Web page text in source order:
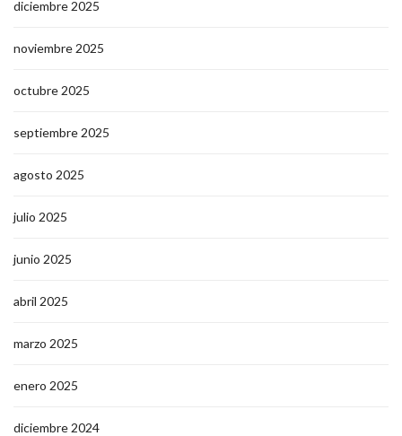
diciembre 2025
noviembre 2025
octubre 2025
septiembre 2025
agosto 2025
julio 2025
junio 2025
abril 2025
marzo 2025
enero 2025
diciembre 2024